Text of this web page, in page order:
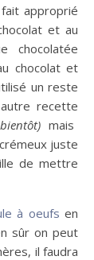
approprié
et au
chocolatée
chocolat et
un reste
recette
mais
juste
de mettre
à oeufs en
sûr on peut
il faudra